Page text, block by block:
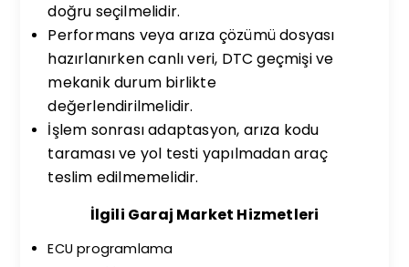
doğru seçilmelidir.
Performans veya arıza çözümü dosyası
hazırlanırken canlı veri, DTC geçmişi ve
mekanik durum birlikte
değerlendirilmelidir.
İşlem sonrası adaptasyon, arıza kodu
taraması ve yol testi yapılmadan araç
teslim edilmemelidir.
İlgili Garaj Market Hizmetleri
ECU programlama